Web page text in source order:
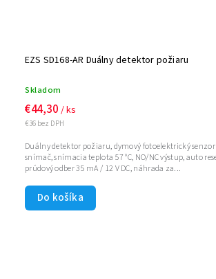
EZS SD168-AR Duálny detektor požiaru
Skladom
€36 bez DPH
€44,30 / ks
Do košíka
Duálny detektor požiaru, dymový fotoelektrický
snímač, snímacia teplota 57 °C, NO/NC výstup, auto
prúdový odber 35 mA / 12 V DC, náhrada za...